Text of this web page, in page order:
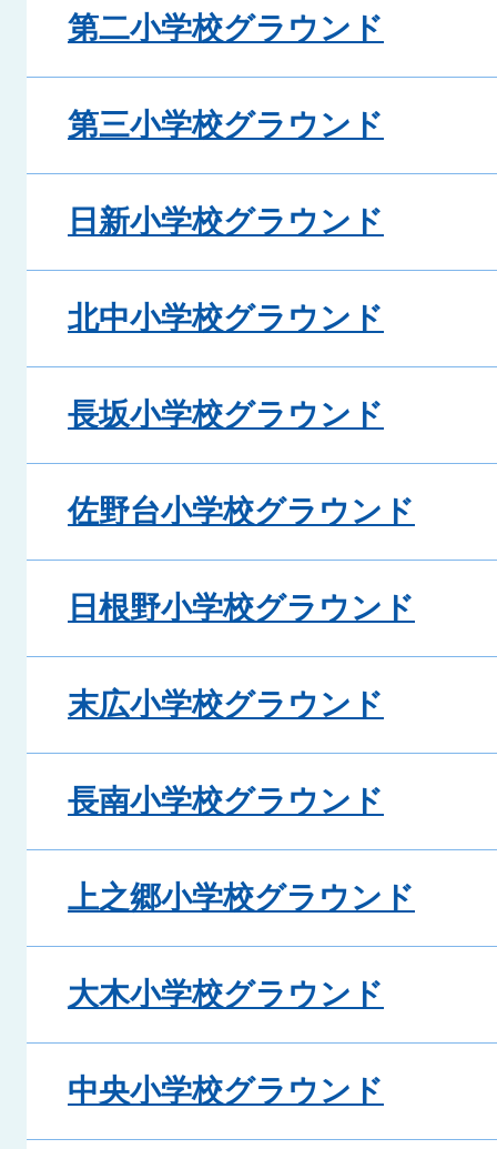
第二小学校グラウンド
第三小学校グラウンド
日新小学校グラウンド
北中小学校グラウンド
長坂小学校グラウンド
佐野台小学校グラウンド
日根野小学校グラウンド
末広小学校グラウンド
長南小学校グラウンド
上之郷小学校グラウンド
大木小学校グラウンド
中央小学校グラウンド